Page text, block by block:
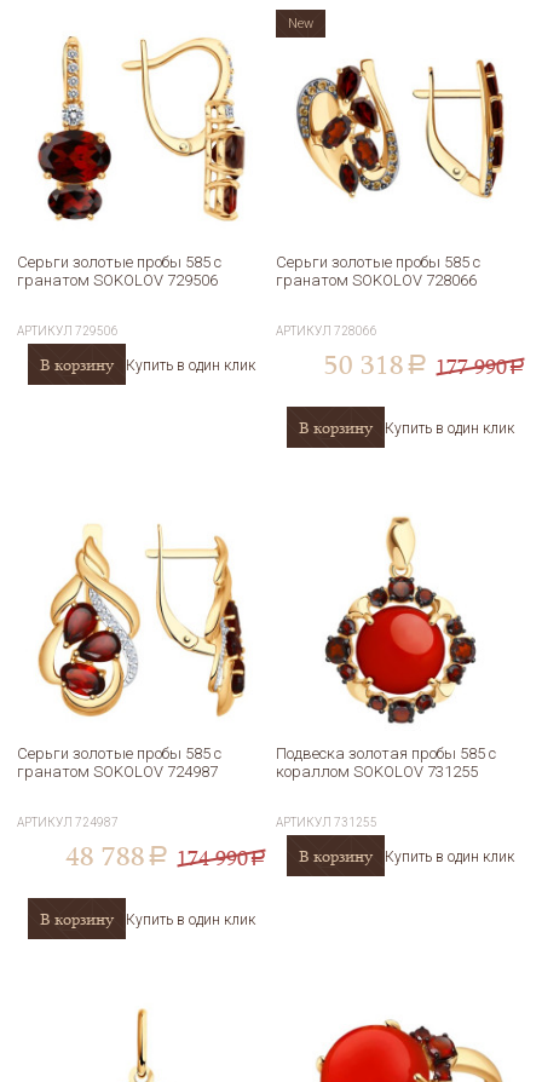
Серьги золотые пробы 585 с
гранатом SOKOLOV 729506
АРТИКУЛ729506
В корзину Купить в один клик
Серьги золотые пробы 585 с
гранатом SOKOLOV 728066
АРТИКУЛ728066
50 318 a 177 990a
В корзину Купить в один клик
New
Серьги золотые пробы 585 с
гранатом SOKOLOV 724987
АРТИКУЛ724987
48 788 a 174 990a
В корзину Купить в один клик
Подвеска золотая пробы 585 с
кораллом SOKOLOV 731255
АРТИКУЛ731255
В корзину Купить в один клик